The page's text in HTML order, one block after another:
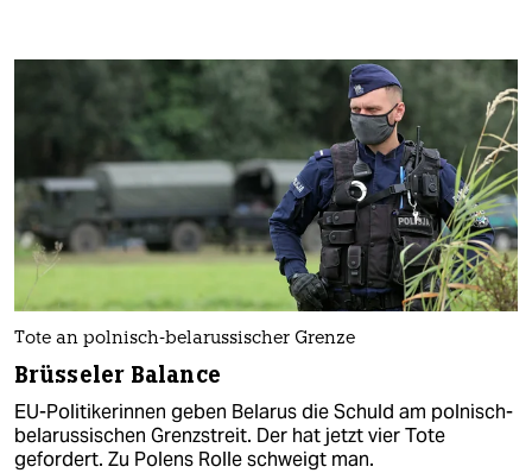
Tote an polnisch-belarussischer Grenze
Brüsseler Balance
EU-Politikerinnen geben Belarus die Schuld am polnisch-
belarussischen Grenzstreit. Der hat jetzt vier Tote
gefordert. Zu Polens Rolle schweigt man.